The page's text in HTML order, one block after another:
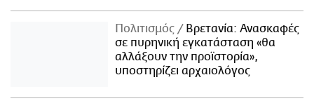
Πολιτισμός
Βρετανία: Ανασκαφές
σε πυρηνική εγκατάσταση «θα
αλλάξουν την προϊστορία»,
υποστηρίζει αρχαιολόγος